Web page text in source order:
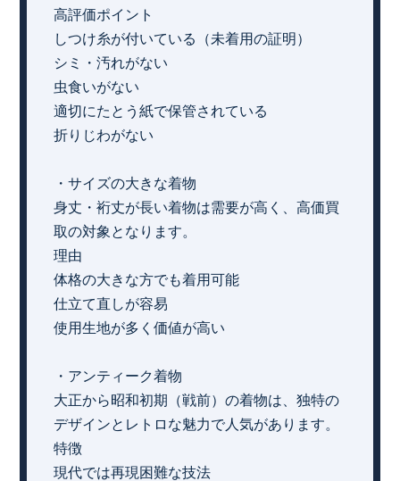
高評価ポイント
しつけ糸が付いている（未着用の証明）
シミ・汚れがない
虫食いがない
適切にたとう紙で保管されている
折りじわがない
・サイズの大きな着物
身丈・裄丈が長い着物は需要が高く、高価買
取の対象となります。
理由
体格の大きな方でも着用可能
仕立て直しが容易
使用生地が多く価値が高い
・アンティーク着物
大正から昭和初期（戦前）の着物は、独特の
デザインとレトロな魅力で人気があります。
特徴
現代では再現困難な技法